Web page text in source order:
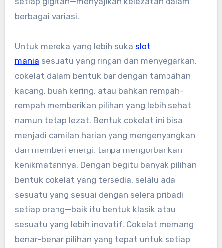
berbagai variasi.
Untuk mereka yang lebih suka slot
mania sesuatu yang ringan dan menyegarkan,
cokelat dalam bentuk bar dengan tambahan
kacang, buah kering, atau bahkan rempah-
rempah memberikan pilihan yang lebih sehat
namun tetap lezat. Bentuk cokelat ini bisa
menjadi camilan harian yang mengenyangkan
dan memberi energi, tanpa mengorbankan
kenikmatannya. Dengan begitu banyak pilihan
bentuk cokelat yang tersedia, selalu ada
sesuatu yang sesuai dengan selera pribadi
setiap orang—baik itu bentuk klasik atau
sesuatu yang lebih inovatif. Cokelat memang
benar-benar pilihan yang tepat untuk setiap